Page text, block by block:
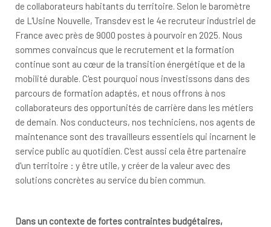
de collaborateurs habitants du territoire. Selon le baromètre
de L'Usine Nouvelle, Transdev est le 4e recruteur industriel de
France avec près de 9000 postes à pourvoir en 2025. Nous
sommes convaincus que le recrutement et la formation
continue sont au cœur de la transition énergétique et de la
mobilité durable. C'est pourquoi nous investissons dans des
parcours de formation adaptés, et nous offrons à nos
collaborateurs des opportunités de carrière dans les métiers
de demain. Nos conducteurs, nos techniciens, nos agents de
maintenance sont des travailleurs essentiels qui incarnent le
service public au quotidien. C'est aussi cela être partenaire
d'un territoire : y être utile, y créer de la valeur avec des
solutions concrètes au service du bien commun.
Dans un contexte de fortes contraintes budgétaires,